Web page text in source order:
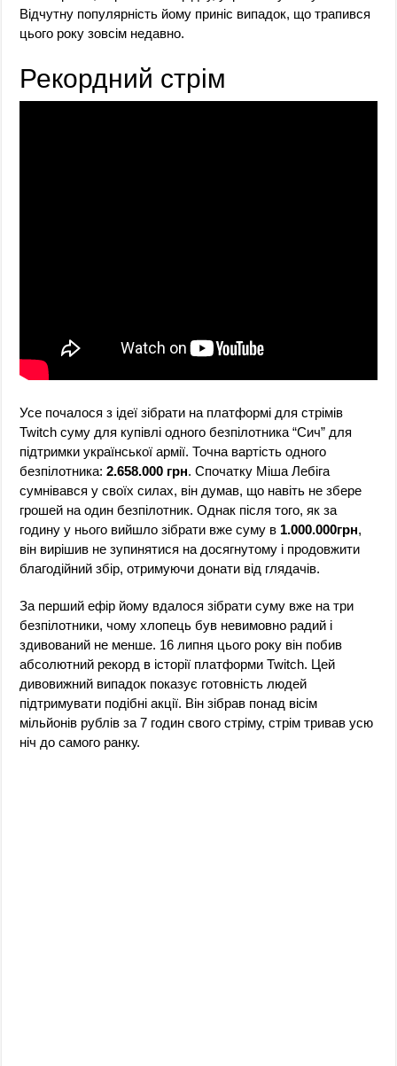
Відчутну популярність йому приніс випадок, що трапився
цього року зовсім недавно.
Рекордний стрім
Усе почалося з ідеї зібрати на платформі для стрімів
Twitch суму для купівлі одного безпілотника “Сич” для
підтримки української армії. Точна вартість одного
безпілотника:2.658.000 грн. Спочатку Міша Лебіга
сумнівався у своїх силах, він думав, що навіть не збере
грошей на один безпілотник. Однак після того, як за
годину у нього вийшло зібрати вже суму в 1.000.000грн,
він вирішив не зупинятися на досягнутому і продовжити
благодійний збір, отримуючи донати від глядачів.
За перший ефір йому вдалося зібрати суму вже на три
безпілотники, чому хлопець був невимовно радий і
здивований не менше. 16 липня цього року він побив
абсолютний рекорд в історії платформи Twitch. Цей
дивовижний випадок показує готовність людей
підтримувати подібні акції. Він зібрав понад вісім
мільйонів рублів за 7 годин свого стріму, стрім тривав усю
ніч до самого ранку.